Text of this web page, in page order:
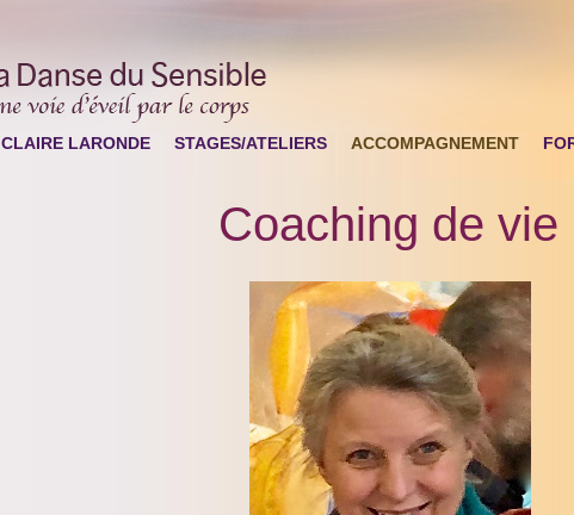
CLAIRE LARONDE STAGES/ATELIERS ACCOMPAGNEMENT
Coaching de vie